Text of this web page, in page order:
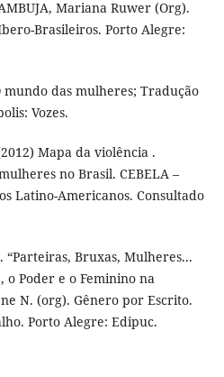
Mariana Ruwer (Org).
Brasileiros. Porto Alegre:
mundo das mulheres; Tradução
Vozes.
Mapa da violência .
no Brasil. CEBELA –
Latino-Americanos. Consultado
“Parteiras, Bruxas, Mulheres...
o Poder e o Feminino na
N. (org). Gênero por Escrito.
Porto Alegre: Edipuc.